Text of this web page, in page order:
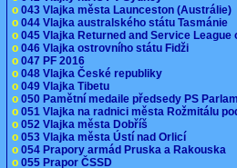
o 043 Vlajka města Launceston (Austrálie)
o 044 Vlajka australského státu Tasmánie
o 045 Vlajka Returned and Service
o 046 Vlajka ostrovního státu Fidži
o 047 PF 2016
o 048 Vlajka České republiky
o 049 Vlajka Tibetu
o 050 Pamětní medaile předsedy PS
o 051 Vlajka na radnici města Rožmitálu
o 052 Vlajka města Dobříš
o 053 Vlajka města Ústí nad Orlicí
o 054 Prapory armád Pruska a Rakouska
o 055 Prapor ČSSD